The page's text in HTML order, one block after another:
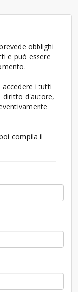
obblighi
e può essere
accedere i tutti
diritto d'autore,
compila il